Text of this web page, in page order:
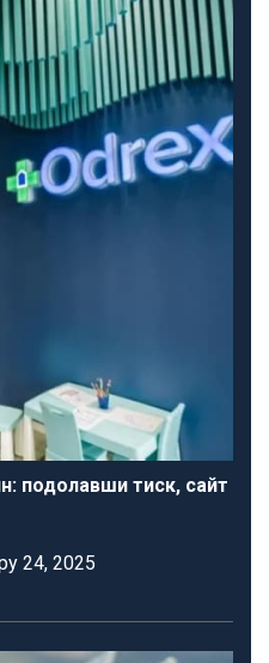
подолавши тиск, сайт
24, 2025